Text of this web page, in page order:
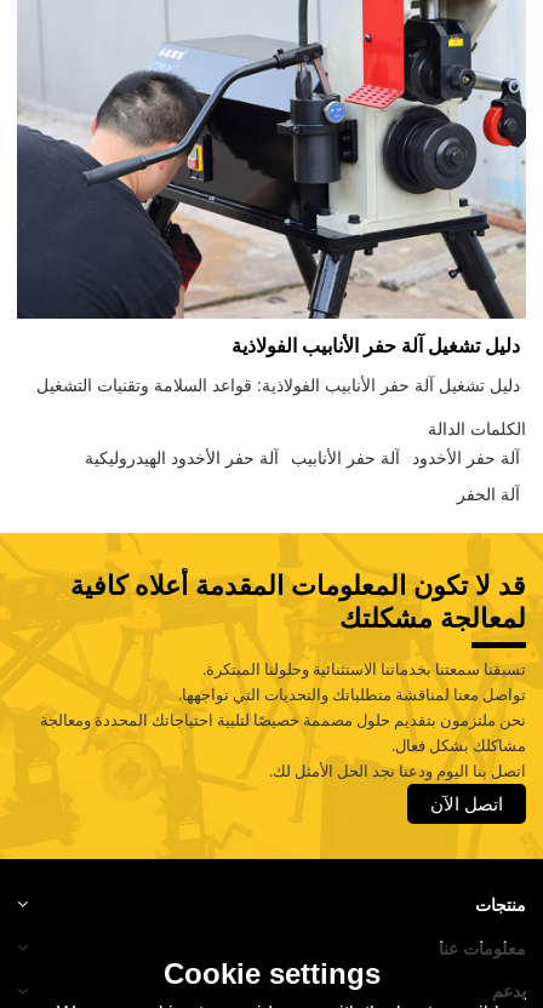
دليل تشغيل آلة حفر الأنابيب الفولاذية
دليل تشغيل آلة حفر الأنابيب الفولاذية: قواعد السلامة وتقنيات التشغيل
الكلمات الدالة
آلة حفر الأخدود آلة حفر الأنابيب
آلة حفر الأخدود الهيدروليكية
آلة الحفر
قد لا تكون المعلومات المقدمة أعلاه كافية
لمعالجة مشكلتك
تسبقنا سمعتنا بخدماتنا الاستثنائية وحلولنا المبتكرة.
تواصل معنا لمناقشة متطلباتك والتحديات التي تواجهها.
نحن ملتزمون بتقديم حلول مصممة خصيصًا لتلبية احتياجاتك المحددة ومعالجة
مشاكلك بشكل فعال.
اتصل بنا اليوم ودعنا نجد الحل الأمثل لك.
اتصل الآن
منتجات
معلومات عنا
يدعم
Cookie settings